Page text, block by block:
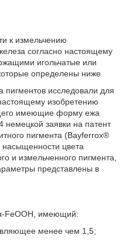
к измельчению
согласно настоящему
игольчатые или
определены ниже
пигментов исследовали для
изобретению
имеющие форму ежа
немецкой заявки на патент
пигмента (Bayferrox®
цвета
и измельченного пигмента,
представлены в
FeOOH, имеющий:
менее чем 1,5;